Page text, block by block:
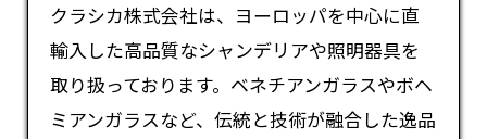
クラシカ株式会社は、ヨーロッパを中心に直
輸入した高品質なシャンデリアや照明器具を
取り扱っております。ベネチアンガラスやボヘ
ミアンガラスなど、伝統と技術が融合した逸品